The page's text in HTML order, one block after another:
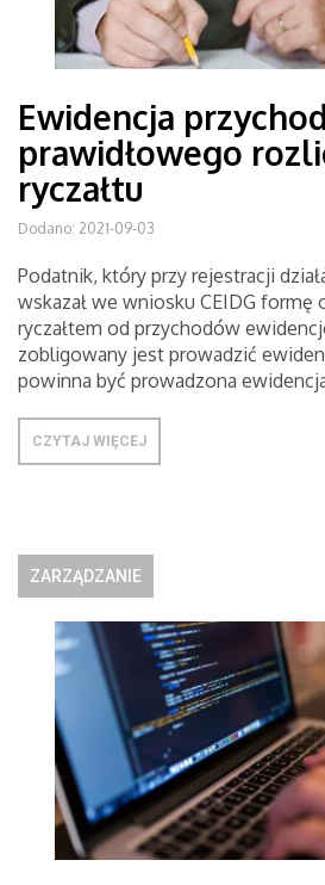
Ewidencja
prawidłowego
ryczałtu
Dodano: 2021-09-03
Podatnik, który przy rejestracji
wskazał we wniosku CEIDG formę
ryczałtem od przychodów
zobligowany jest prowadzić
powinna być prowadzona
CZYTAJ WIĘCEJ
ZARZĄDZANIE